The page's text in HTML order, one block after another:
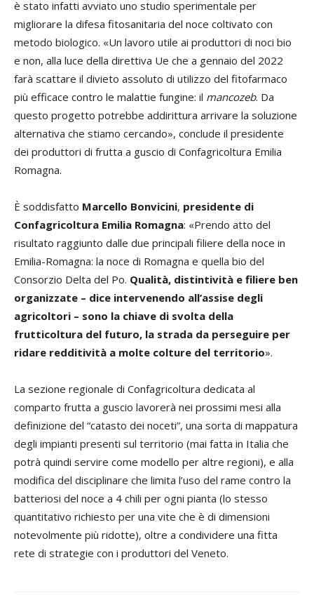
è stato infatti avviato uno studio sperimentale per
migliorare la difesa fitosanitaria del noce coltivato con
metodo biologico. «Un lavoro utile ai produttori di noci bio
e non, alla luce della direttiva Ue che a gennaio del 2022
farà scattare il divieto assoluto di utilizzo del fitofarmaco
più efficace contro le malattie fungine: il mancozeb. Da
questo progetto potrebbe addirittura arrivare la soluzione
alternativa che stiamo cercando», conclude il presidente
dei produttori di frutta a guscio di Confagricoltura Emilia
Romagna.
È soddisfatto Marcello Bonvicini, presidente di
Confagricoltura Emilia Romagna: «Prendo atto del
risultato raggiunto dalle due principali filiere della noce in
Emilia-Romagna: la noce di Romagna e quella bio del
Consorzio Delta del Po. Qualità, distintività e filiere ben
organizzate – dice intervenendo all’assise degli
agricoltori – sono la chiave di svolta della
frutticoltura del futuro, la strada da perseguire per
ridare redditività a molte colture del territorio».
La sezione regionale di Confagricoltura dedicata al
comparto frutta a guscio lavorerà nei prossimi mesi alla
definizione del “catasto dei noceti”, una sorta di mappatura
degli impianti presenti sul territorio (mai fatta in Italia che
potrà quindi servire come modello per altre regioni), e alla
modifica del disciplinare che limita l’uso del rame contro la
batteriosi del noce a 4 chili per ogni pianta (lo stesso
quantitativo richiesto per una vite che è di dimensioni
notevolmente più ridotte), oltre a condividere una fitta
rete di strategie con i produttori del Veneto.